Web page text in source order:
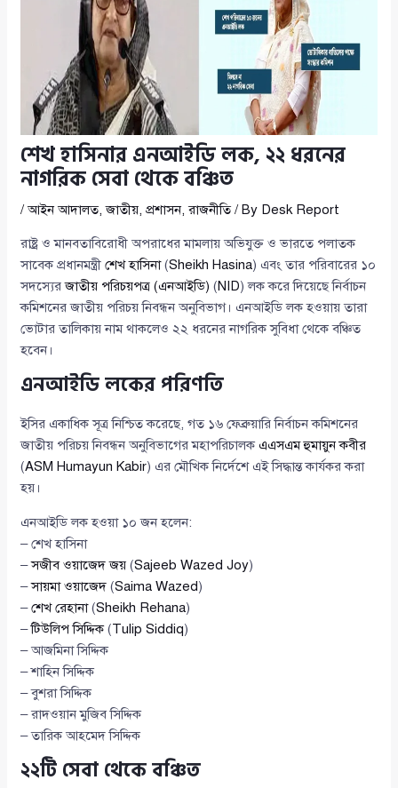
শেখ হাসিনার এনআইডি লক, ২২ ধরনের
নাগরিক সেবা থেকে বঞ্চিত
/আইন আদালত,জাতীয়,প্রশাসন,রাজনীতি/ By Desk Report
রাষ্ট্র ও মানবতাবিরোধী অপরাধের মামলায় অভিযুক্ত ও ভারতে পলাতক
সাবেক প্রধানমন্ত্রীশেখ হাসিনা(Sheikh Hasina) এবং তার পরিবারের ১০
সদস্যেরজাতীয় পরিচয়পত্র (এনআইডি) (NID) লক করে দিয়েছে নির্বাচন
কমিশনের জাতীয় পরিচয় নিবন্ধন অনুবিভাগ। এনআইডি লক হওয়ায় তারা
ভোটার তালিকায় নাম থাকলেও ২২ ধরনের নাগরিক সুবিধা থেকে বঞ্চিত
হবেন।
এনআইডি লকের পরিণতি
ইসির একাধিক সূত্র নিশ্চিত করেছে, গত ১৬ ফেব্রুয়ারি নির্বাচন কমিশনের
জাতীয় পরিচয় নিবন্ধন অনুবিভাগের মহাপরিচালকএএসএম হুমায়ুন কবীর
(ASM Humayun Kabir) এর মৌখিক নির্দেশে এই সিদ্ধান্ত কার্যকর করা
হয়।
এনআইডি লক হওয়া ১০ জন হলেন:
– শেখ হাসিনা
–সজীব ওয়াজেদ জয় (Sajeeb Wazed Joy)
–সায়মা ওয়াজেদ (Saima Wazed)
–শেখ রেহানা(Sheikh Rehana)
–টিউলিপ সিদ্দিক(Tulip Siddiq)
– আজমিনা সিদ্দিক
– শাহিন সিদ্দিক
– বুশরা সিদ্দিক
– রাদওয়ান মুজিব সিদ্দিক
– তারিক আহমেদ সিদ্দিক
২২টি সেবা থেকে বঞ্চিত